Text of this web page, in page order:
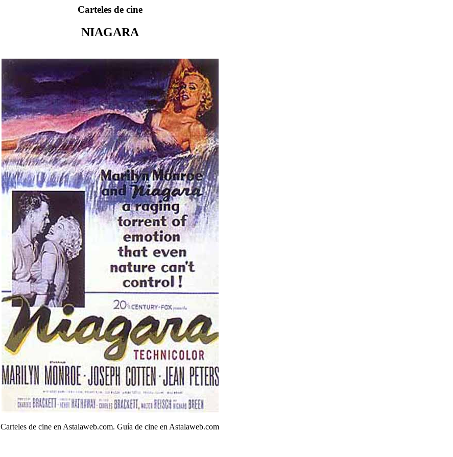
Carteles de cine
NIAGARA
Carteles de cine en Astalaweb.com. Guía de cine en Astalaweb.com